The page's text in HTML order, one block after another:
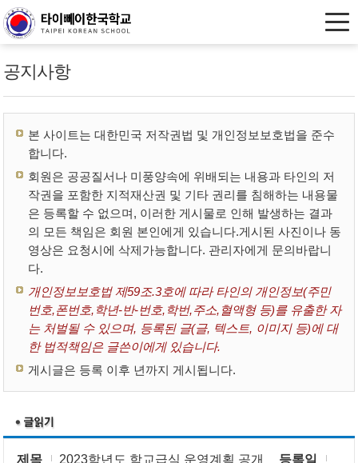
공지사항
본 사이트는 대한민국 저작권법 및 개인정보보호법을 준수
합니다.
회원은 공공질서나 미풍양속에 위배되는 내용과 타인의 저
작권을 포함한 지적재산권 및 기타 권리를 침해하는 내용물
은 등록할 수 없으며, 이러한 게시물로 인해 발생하는 결과
의 모든 책임은 회원 본인에게 있습니다.게시된 사진이나 동
영상은 요청시에 삭제가능합니다. 관리자에게 문의바랍니
다.
개인정보보호법 제59조.3호에 따라 타인의 개인정보(주민
번호,폰번호,학년-반-번호,학번,주소,혈액형 등)를 유출한 자
는 처벌될 수 있으며, 등록된 글(글, 텍스트, 이미지 등)에 대
한 법적책임은 글쓴이에게 있습니다.
게시글은 등록 이후 년까지 게시됩니다.
제목 2023학년도 학교급식 운영계획 공개
등록일